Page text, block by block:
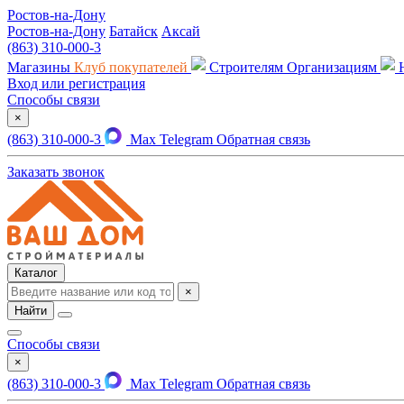
Ростов-на-Дону
Ростов-на-Дону Батайск Аксай
(863) 310-000-3
Магазины Клуб покупателей Строителям Организациям
Вход или регистрация
Способы связи
×
(863) 310-000-3 Max Telegram Обратная связь
Заказать звонок
Каталог
×
Найти
Способы связи
×
(863) 310-000-3 Max Telegram Обратная связь